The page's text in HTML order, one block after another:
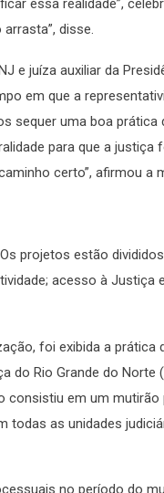
essa realidade”,
disse.
e juíza auxiliar da
em que a
sequer uma boa prática
para que a justiça
certo”, afirmou a
projetos estão
acesso à Justiça
foi exibida a prática
do Rio Grande do Norte
consistiu em um mutirão
todas as unidades
no período do